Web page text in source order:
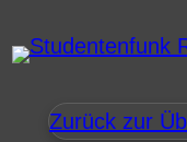
Zurück zur